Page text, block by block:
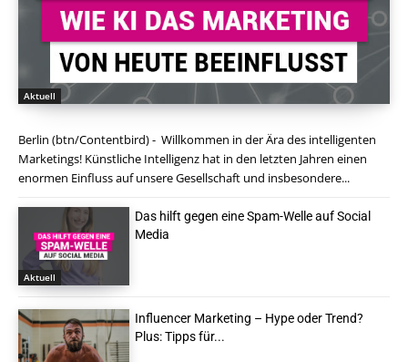
Aktuell
Berlin (btn/Contentbird) - Willkommen in der Ära des intelligenten
Marketings! Künstliche Intelligenz hat in den letzten Jahren einen
enormen Einfluss auf unsere Gesellschaft und insbesondere...
Aktuell
Das hilft gegen eine Spam-Welle auf Social
Media
Influencer Marketing – Hype oder Trend?
Plus: Tipps für...